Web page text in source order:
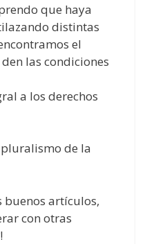
que haya
distintas
el
las condiciones
a los derechos
de la
buenos artículos,
con otras